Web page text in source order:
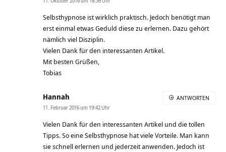
Selbsthypnose ist wirklich praktisch. Jedoch benötigt man
erst einmal etwas Geduld diese zu erlernen. Dazu gehört
nämlich viel Disziplin.
Vielen Dank für den interessanten Artikel.
Mit besten Grüßen,
Tobias
Hannah
11. Februar 2016 um 19:42 Uhr
Vielen Dank für den interessanten Artikel und die tollen
Tipps. So eine Selbsthypnose hat viele Vorteile. Man kann
sie schnell erlernen und jederzeit anwenden. Jedoch ist
ANTWORTEN